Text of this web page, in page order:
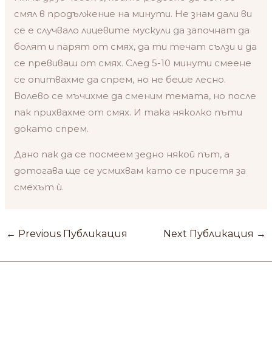
смял в продължение на минути. Не знам дали ви
се е случвало лицевите мускули да започнат да
болят и парят от смях, да ти течат сълзи и да
се превиваш от смях. След 5-10 минути смеене
се опитвахме да спрем, но не беше лесно.
Волево се мъчихме да сменим темата, но после
пак прихвахме от смях. И така няколко пъти
докато спрем.
Дано пак да се посмеем зедно някой път, а
дотогава ще се усмихвам като се присетя за
смехът ѝ.
← Previous Публикация Next Публикация →